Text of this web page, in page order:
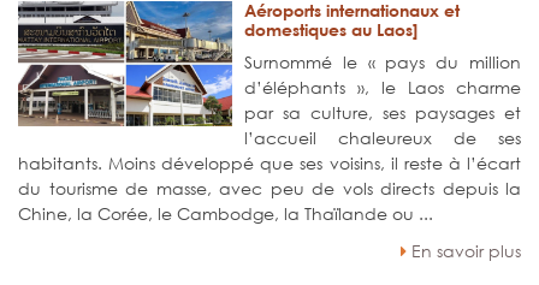
Aéroports internationaux et
domestiques au Laos]
Surnommé le « pays du million
d’éléphants », le Laos charme
par sa culture, ses paysages et
l’accueil chaleureux de ses
habitants. Moins développé que ses voisins, il reste à l’écart
du tourisme de masse, avec peu de vols directs depuis la
Chine, la Corée, le Cambodge, la Thaïlande ou ...
En savoir plus